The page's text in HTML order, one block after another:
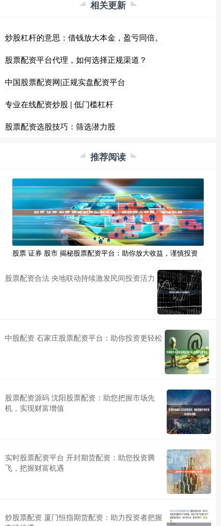
相关更新
炒股杠杆的意思：借钱放大本金，盈亏同倍。
股票配资平台代理，如何选择正规渠道？
中国股票配资网|正规实盘配资平台
专业在线配资炒股 | 低门槛杠杆
股票配资选股技巧：筛选潜力股
推荐阅读
股票 证券 股市 揭秘股票配资平台：助你放大收益，谨慎投资
股票配资合法 央地联动持续激发民间投资活力
中股配资 石家庄股票配资平台：助你投资更轻松
股票配资源码 沈阳股票配资：助您把握市场先
机，实现财富增值
实时股票配资平台 开封期货配资：助您投资腾
飞，把握财富机遇
炒股票配资 厦门恒指期货配资：助力投资者把握